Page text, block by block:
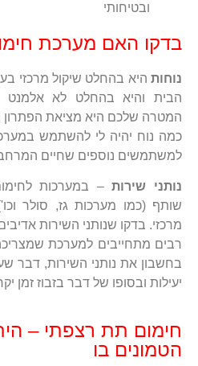
ובטיחותי
בדקו האם מערכת
נוחות היא בהחלט שיקול מרכזי
הבית והיא בהחלט לא אלמנט
המטרה שלכם היא מציאת הפתרון
כמה נוח יהיה לי להשתמש
למשתמשים נוספים שחיים
נותני שירות– במערכות
שותף (כמו מערכות גז, סולר
מרכזי. בדקו שנותני השירות
רבים מתחייבים למערכת
בחשבון את נותני השירות, דבר
יעילות ובסופו של דבר בזבוז זמן
חימום תת רצפתי –
הטמונים בו